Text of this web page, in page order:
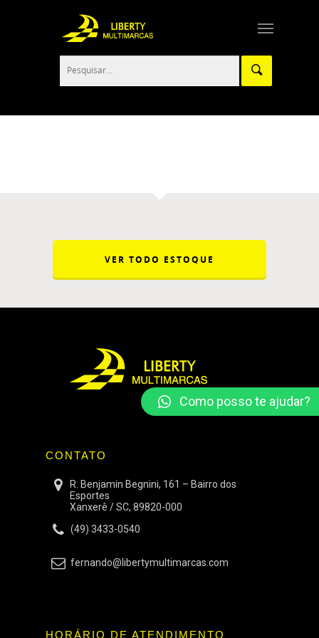
VER TODO ESTOQUE
CONTATO
R. Benjamin Begnini, 161 – Bairro dos
Esportes
Xanxerê / SC, 89820-000
(49) 3433-0540
fernando@libertymultimarcas.com
HORÁRIO DE ATENDIMENTO
Como posso te ajudar?